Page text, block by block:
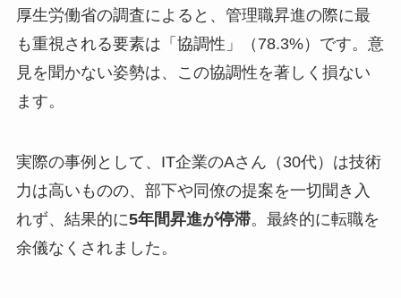
厚生労働省の調査によると、管理職昇進の際に最
も重視される要素は「協調性」（78.3%）です。意
見を聞かない姿勢は、この協調性を著しく損ない
ます。
実際の事例として、IT企業のAさん（30代）は技術
力は高いものの、部下や同僚の提案を一切聞き入
れず、結果的に5年間昇進が停滞。最終的に転職を
余儀なくされました。